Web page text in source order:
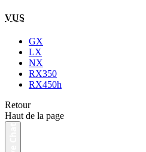
VUS
GX
LX
NX
RX350
RX450h
Retour
Haut de la page